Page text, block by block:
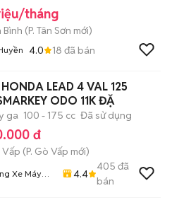
tháng
Bình (P. Tân Sơn mới)
4.0 18 đã bán
LEAD 4 VAL 125
ODO 11K ĐẶ
ga 100 - 175 cc Đã sử dụng
đ
Vấp (P. Gò Vấp mới)
Xe Máy
4.4
405 đã
bán